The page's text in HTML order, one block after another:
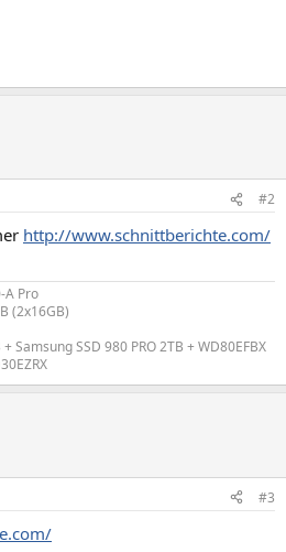
#2
http://www.schnittberichte.com/
A Pro
(2x16GB)
Samsung SSD 980 PRO 2TB + WD80EFBX
#3